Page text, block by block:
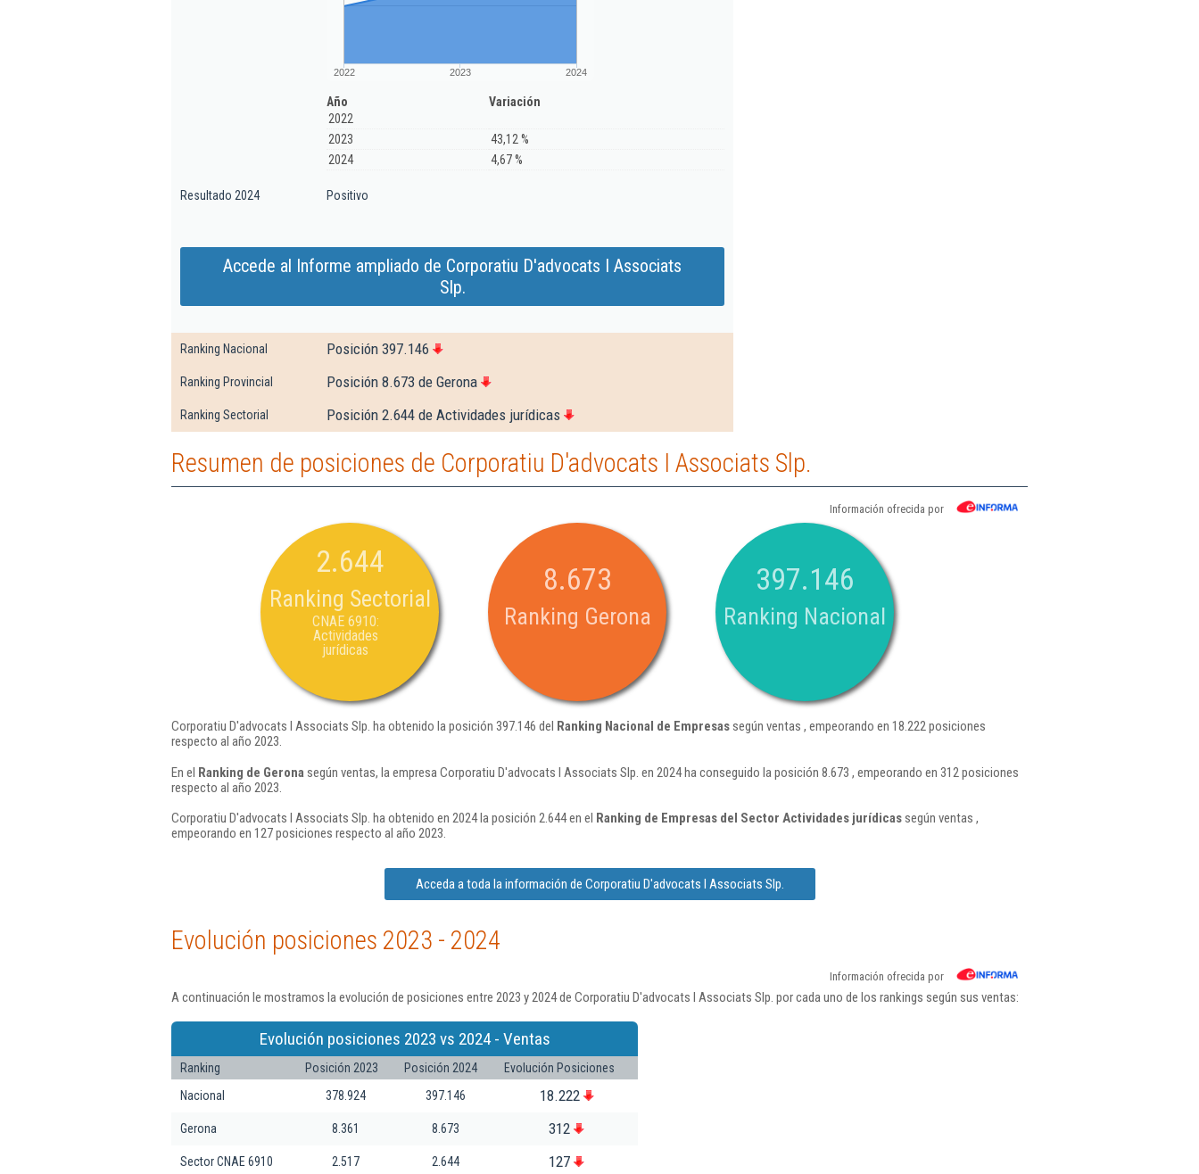
2022 2023 2024
Año
Variación
2022
2023
43,12 %
2024
4,67 %
Resultado 2024 Positivo
Accede al Informe ampliado de Corporatiu D'advocats I Associats
Slp.
Ranking Nacional Posición 397.146
Ranking Provincial Posición 8.673 de Gerona
Ranking Sectorial Posición 2.644 de Actividades jurídicas
Resumen de posiciones de Corporatiu D'advocats I Associats Slp.
Información ofrecida por
2.644
Ranking Sectorial
CNAE 6910:
Actividades
jurídicas
8.673
Ranking Gerona
397.146
Ranking Nacional
Corporatiu D'advocats I Associats Slp. ha obtenido la posición 397.146 del Ranking Nacional de Empresassegún ventas , empeorando en 18.222 posiciones
respecto al año 2023.
En el Ranking de Gerona según ventas, la empresa Corporatiu D'advocats I Associats Slp. en 2024 ha conseguido la posición 8.673 , empeorando en 312 posiciones
respecto al año 2023.
Corporatiu D'advocats I Associats Slp. ha obtenido en 2024 la posición 2.644 en el Ranking de Empresas del Sector Actividades jurídicassegún ventas ,
empeorando en 127 posiciones respecto al año 2023.
Acceda a toda la información de Corporatiu D'advocats I Associats Slp.
Evolución posiciones 2023 - 2024
Información ofrecida por
A continuación le mostramos la evolución de posiciones entre 2023 y 2024 de Corporatiu D'advocats I Associats Slp. por cada uno de los rankings según sus ventas:
Evolución posiciones 2023 vs 2024 - Ventas
Ranking Posición 2023 Posición 2024
Evolución Posiciones
Nacional
378.924 397.146 18.222
Gerona 8.361 8.673 312
Sector CNAE 6910 2.517 2.644 127